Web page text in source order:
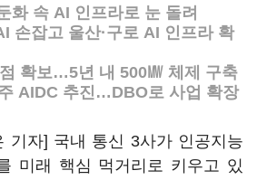
화 속 AI 인프라로 눈 돌려
손잡고 울산·구로 AI 인프라 확
확보…5년 내 500㎿ 체제 구축
AIDC 추진…DBO로 사업 확장
기자] 국내 통신 3사가 인공지능
미래 핵심 먹거리로 키우고 있